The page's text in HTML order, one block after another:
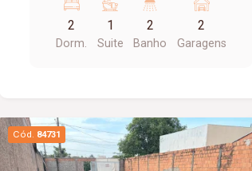
Varanda gourmet com churrasqueira;
Banheiro social; Cozinha; Lavanderia; 02
vagas de garagem presas; O
elevadores; Playground; Gás
canalizado; Diferenciais: Completo em
armários planejados e box em blindex;
2
Dorm.
1
Suite
2
Banho
2
Garagens
Cód. 84731